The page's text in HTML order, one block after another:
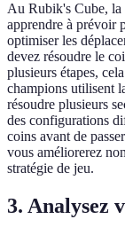
Au Rubik's Cube, la
apprendre à prévoir
optimiser les
devez résoudre le
plusieurs étapes,
champions utilisent
résoudre plusieurs
des configurations
coins avant de
vous améliorerez
stratégie de jeu.
3. Analysez